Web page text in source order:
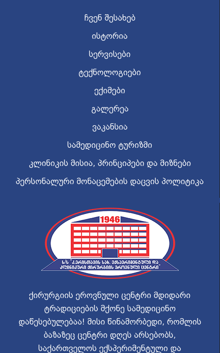
ჩვენ შესახებ
ისტორია
სერვისები
ტექნოლოგიები
ექიმები
გალერეა
ვაკანსია
სამედიცინო ტურიზმი
კლინიკის მისია, პრინციპები და მიზნები
პერსონალური მონაცემების დაცვის პოლიტიკა
ქირურგიის ეროვნული ცენტრი მდიდარი
ტრადიციების მქონე სამედიცინო
დაწესებულებაა! მისი წინამორბედი, რომლის
ბაზაზეც ცენტრი დღეს არსებობს,
საქართველოს ექსპერიმენტული და